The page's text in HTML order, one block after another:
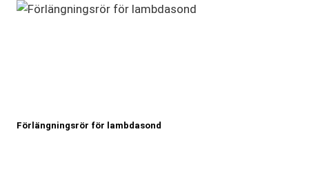
Förlängningsrör för lambdasond